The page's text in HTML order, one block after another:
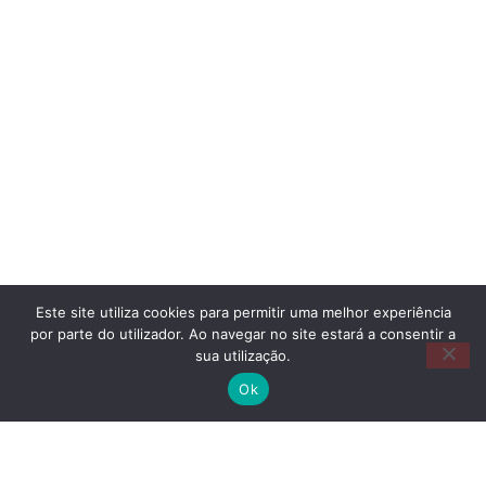
Este site utiliza cookies para permitir uma melhor experiência
por parte do utilizador. Ao navegar no site estará a consentir a
sua utilização.
Ok